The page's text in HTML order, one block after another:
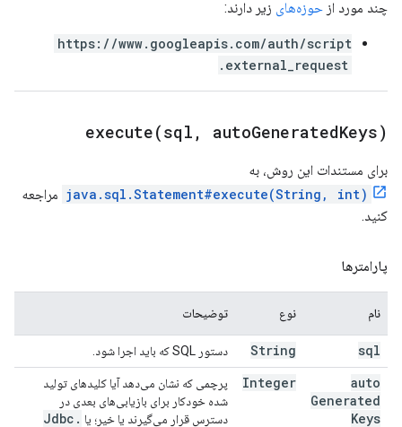
چند مورد از حوزه‌های زیر دارند:
https://www.googleapis.com/auth/script
.external_request
execute(sql , autoGeneratedKeys)
برای مستندات این روش، به
java.sql.Statement#execute(String, int) مراجعه
کنید.
پارامترها
نام نوع توضیحات
sql
String دستور SQL که باید اجرا شود.
auto
Generated
Keys
Integer
پرچمی که نشان می‌دهد آیا کلیدهای تولید
شده خودکار برای بازیابی‌های بعدی در
دسترس قرار می‌گیرند یا خیر؛ یا
Jdbc .